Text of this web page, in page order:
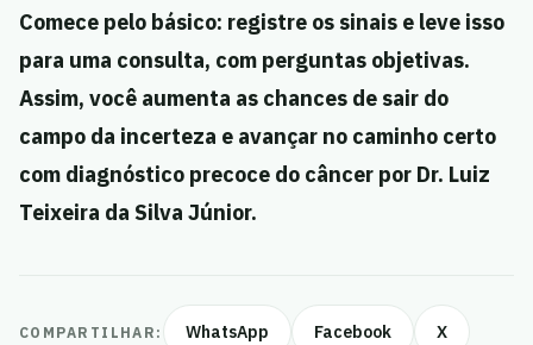
Comece pelo básico: registre os sinais e leve isso
para uma consulta, com perguntas objetivas.
Assim, você aumenta as chances de sair do
campo da incerteza e avançar no caminho certo
com diagnóstico precoce do câncer por Dr. Luiz
Teixeira da Silva Júnior.
COMPARTILHAR: WhatsApp Facebook X